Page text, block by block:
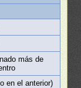
más de
en el anterior)